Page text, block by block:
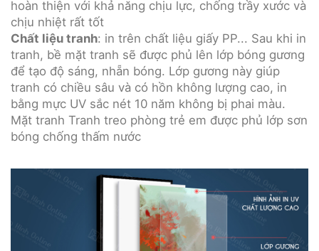
hoàn thiện với khả năng chịu lực, chống trầy xước và
chịu nhiệt rất tốt
Chất liệu tranh: in trên chất liệu giấy PP... Sau khi in
tranh, bề mặt tranh sẽ được phủ lên lớp bóng gương
để tạo độ sáng, nhẵn bóng. Lớp gương này giúp
tranh có chiều sâu và có hồn không lượng cao, in
bằng mực UV sắc nét 10 năm không bị phai màu.
Mặt tranh Tranh treo phòng trẻ em được phủ lớp sơn
bóng chống thấm nước